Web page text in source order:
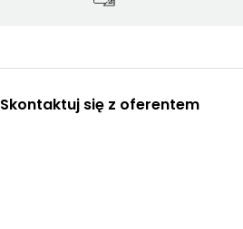
Skontaktuj się z oferentem